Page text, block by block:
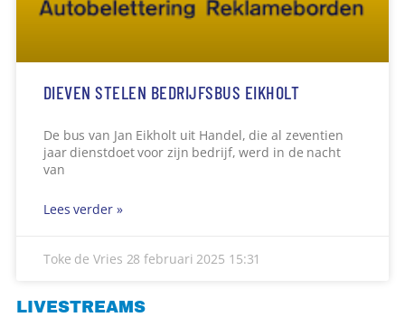
DIEVEN STELEN BEDRIJFSBUS EIKHOLT
De bus van Jan Eikholt uit Handel, die al zeventien
jaar dienstdoet voor zijn bedrijf, werd in de nacht
van
Lees verder »
Toke de Vries 28 februari 2025 15:31
LIVESTREAMS